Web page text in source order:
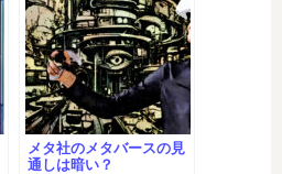
メタ社のメタバースの見
通しは暗い？